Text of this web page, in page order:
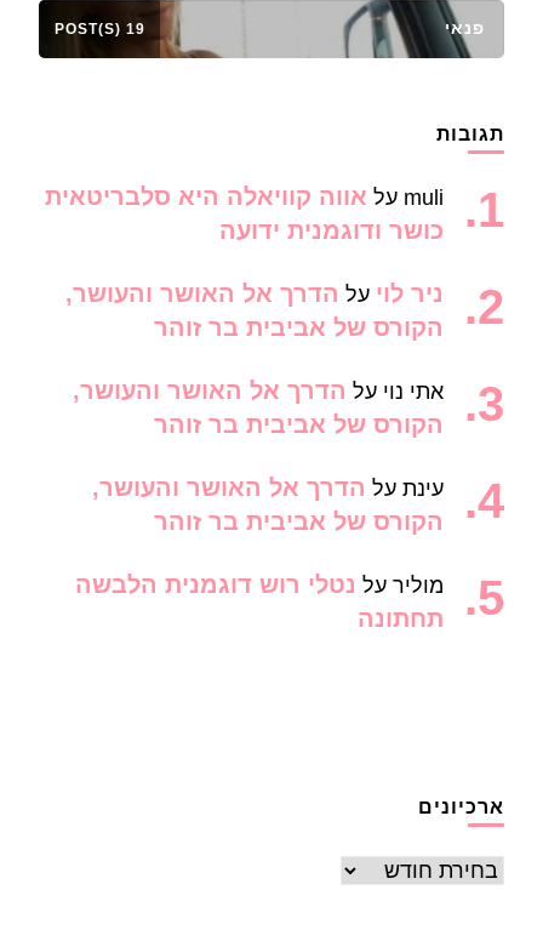
פנאי 19 POST(S)
תגובות
muli על אווה קוויאלה היא סלבריטאית
כושר ודוגמנית ידועה
ניר לוי על הדרך אל האושר והעושר,
הקורס של אביבית בר זוהר
אתי נוי על הדרך אל האושר והעושר,
הקורס של אביבית בר זוהר
עינת על הדרך אל האושר והעושר,
הקורס של אביבית בר זוהר
מוליר על נטלי רוש דוגמנית הלבשה
תחתונה
ארכיונים
ארכיונים